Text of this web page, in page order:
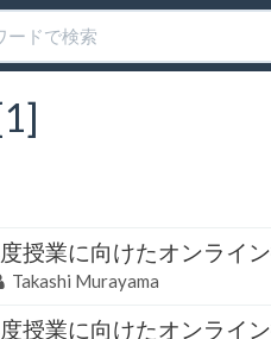
授業に向けたオンライ
Takashi Murayama
授業に向けたオンライ